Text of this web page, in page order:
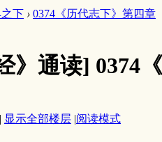
下 › 0374《历代志下》第四章
》通读] 0374
| 显示全部楼层 |阅读模式